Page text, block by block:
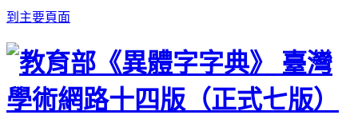
到主要頁面